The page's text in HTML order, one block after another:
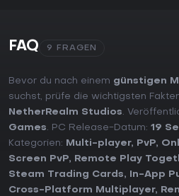
FAQ 9 FRAGEN
Bevor du nach einem günstigen
suchst, prüfe die wichtigsten
NetherRealm Studios.
Games. PC Release-Datum: 19
Kategorien:
Multi-player, PvP,
Screen PvP, Remote Play
Steam Trading Cards, In-App
Cross-Platform Multiplayer,